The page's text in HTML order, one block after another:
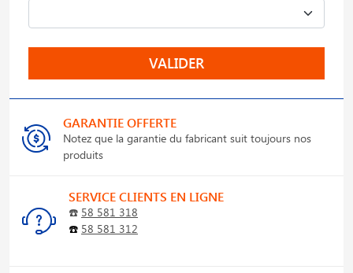
VALIDER
GARANTIE OFFERTE
Notez que la garantie du fabricant suit toujours nos
produits
SERVICE CLIENTS EN LIGNE
☎️ 58 581 318
☎️ 58 581 312